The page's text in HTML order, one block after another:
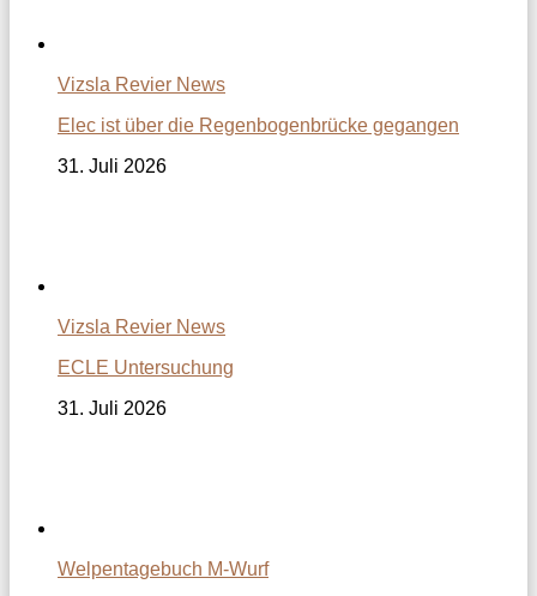
Vizsla Revier News
Elec ist über die Regenbogenbrücke gegangen
31. Juli 2026
Vizsla Revier News
ECLE Untersuchung
31. Juli 2026
Welpentagebuch M-Wurf